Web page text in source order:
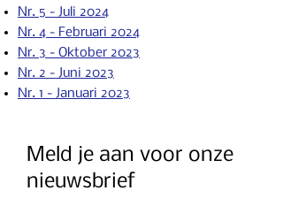
Nr. 5 - Juli 2024
Nr. 4 - Februari 2024
Nr. 3 - Oktober 2023
Nr. 2 - Juni 2023
Nr. 1 - Januari 2023
Meld je aan voor onze
nieuwsbrief